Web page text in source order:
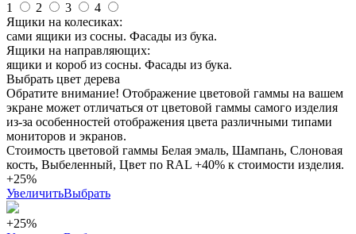
1
2 3
4
Ящики на колесиках:
сами ящики из сосны. Фасады из бука.
Ящики на направляющих:
ящики и короб из сосны. Фасады из бука.
Выбрать цвет дерева
Обратите внимание! Отображение цветовой гаммы на вашем
экране может отличаться от цветовой гаммы самого изделия
из-за особенностей отображения цвета различными типами
мониторов и экранов.
Стоимость цветовой гаммы Белая эмаль, Шампань, Слоновая
кость, Выбеленный, Цвет по RAL +40% к стоимости изделия.
+25%
УвеличитьВыбрать
+25%